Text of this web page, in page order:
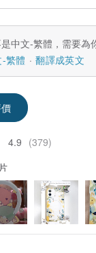
中文-繁體，需要為
繁體
翻譯成英文
4.9 (379)